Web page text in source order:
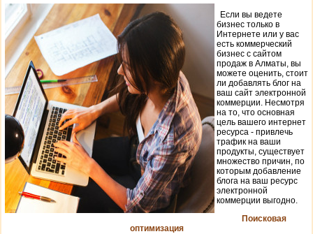
Если вы ведете
бизнес только в
Интернете или у вас
есть коммерческий
бизнес с сайтом
продаж в Алматы, вы
можете оценить, стоит
ли добавлять блог на
ваш сайт электронной
коммерции. Несмотря
на то, что основная
цель вашего интернет
ресурса - привлечь
трафик на ваши
продукты, существует
множество причин, по
которым добавление
блога на ваш ресурс
электронной
коммерции выгодно.
Поисковая
оптимизация